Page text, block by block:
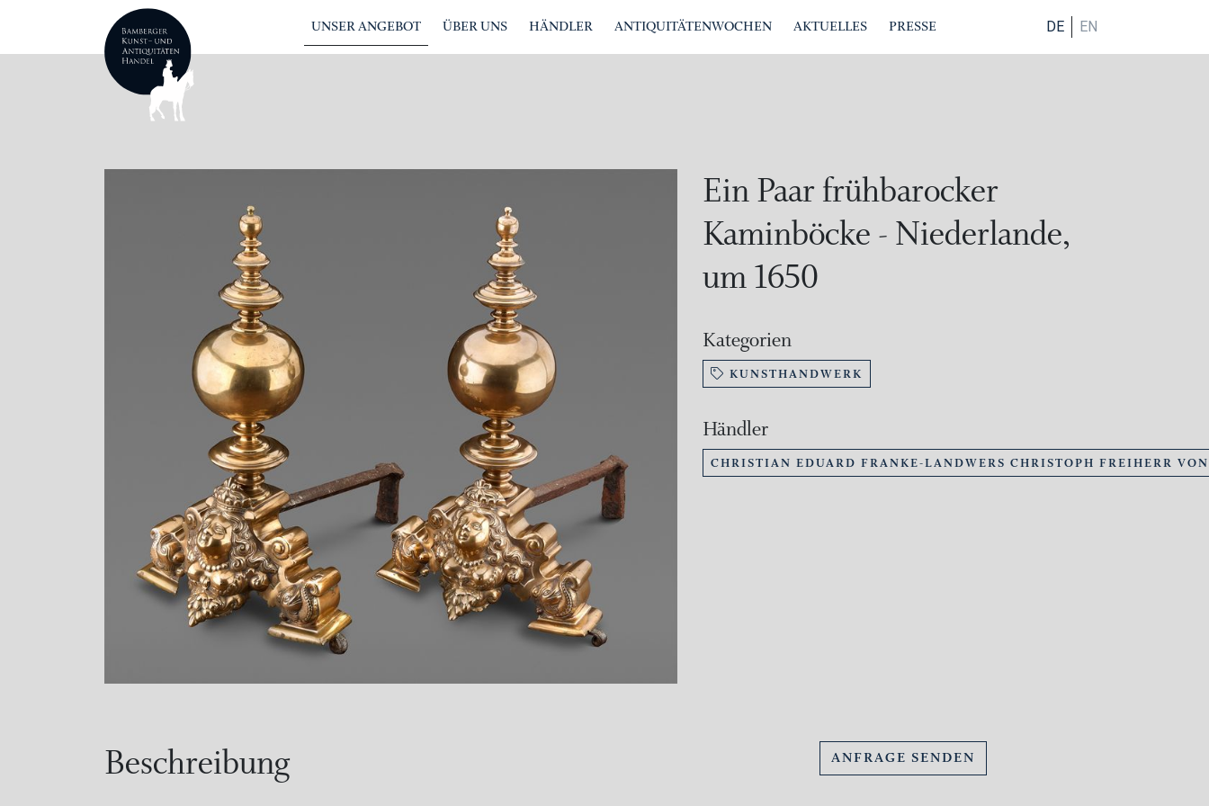
UNSER ANGEBOT ÜBER UNS HÄNDLER ANTIQUITÄTENWOCHEN AKTUELLES PRESSE DE EN
Ein Paar frühbarocker
Kaminböcke - Niederlande,
um 1650
Kategorien
KUNSTHANDWERK
Händler
CHRISTIAN EDUARD FRANKE-LANDWERS CHRISTOPH FREIHERR
Beschreibung ANFRAGE SENDEN